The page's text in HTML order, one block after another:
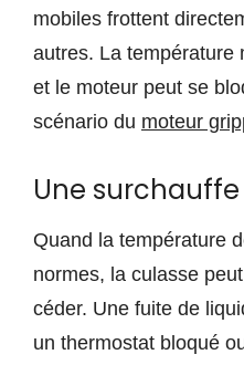
mobiles frottent
autres. La température
et le moteur peut se
scénario du moteur
Une
Quand la température
normes, la culasse
céder. Une fuite de
un thermostat bloqué